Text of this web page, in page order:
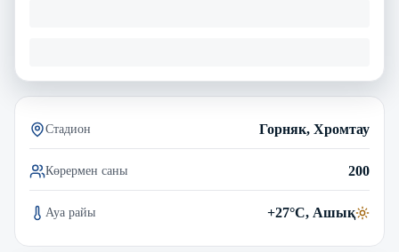
Стадион Горняк, Хромтау
Көрермен саны 200
Ауа райы +27°C, Ашық